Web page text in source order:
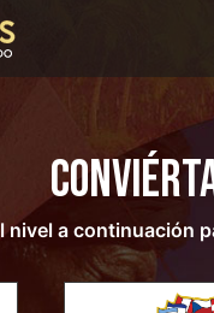
nivel a continuación